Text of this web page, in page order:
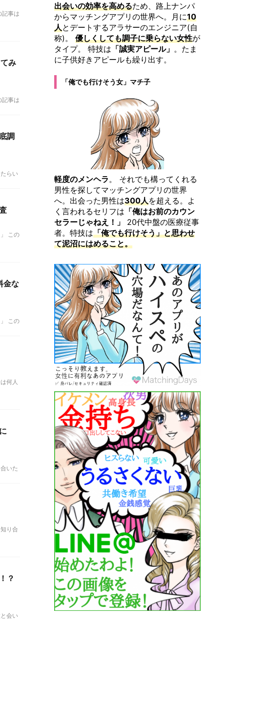
記事は
み
記事は
調
らい
この
金な
この
何人
いた
り合
？
会い
出会いの効率を高めるため、路上ナンパ
からマッチングアプリの世界へ。月に10
人とデートするアラサーのエンジニア(自
称)。 優しくしても調子に乗らない女性が
タイプ。 特技は 「誠実アピール」 。たま
に子供好きアピールも繰り出す。
「俺でも行けそう女」マチ子
軽度のメンヘラ 。 それでも構ってくれる
男性を探してマッチングアプリの世界
へ。出会った男性は300人を超える。よ
く言われるセリフは 「俺はお前のカウン
セラーじゃねえ！」
20代中盤の医療従事
者。特技は「俺でも行けそう」と思わせ
て泥沼にはめること。